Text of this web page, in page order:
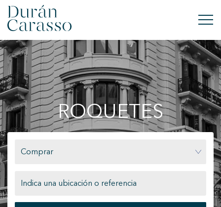
COMPRAR
ALQUILAR
VENDER
GRUPO DC
ROQUETES
Comprar